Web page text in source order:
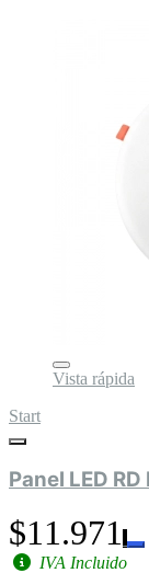
Vista rápida
Start
Panel LED
$11.971
IVA Incluido